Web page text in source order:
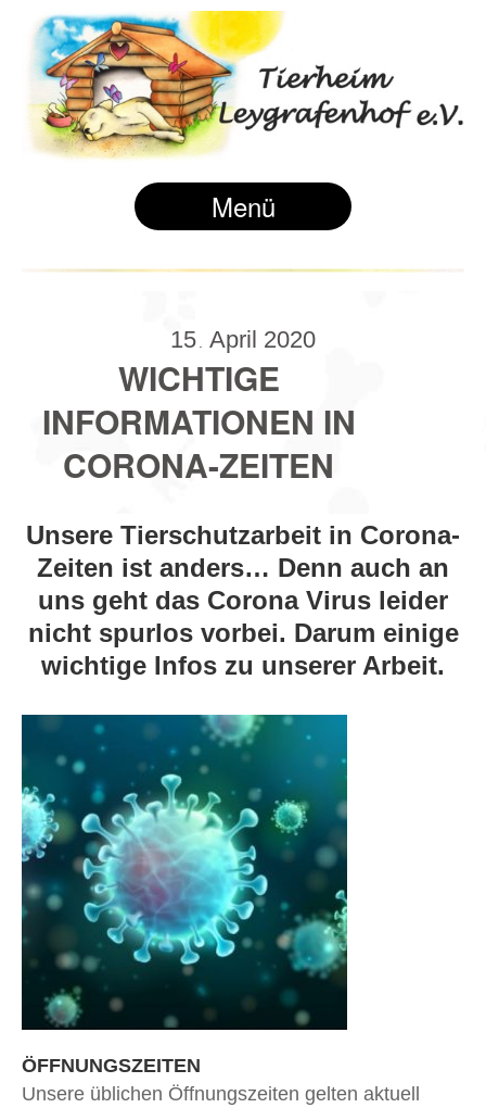
Menü
15 April 2020
WICHTIGE
INFORMATIONEN IN
CORONA-ZEITEN
Unsere Tierschutzarbeit in Corona-
Zeiten ist anders… Denn auch an
uns geht das Corona Virus leider
nicht spurlos vorbei. Darum einige
wichtige Infos zu unserer Arbeit.
ÖFFNUNGSZEITEN
Unsere üblichen Öffnungszeiten gelten aktuell